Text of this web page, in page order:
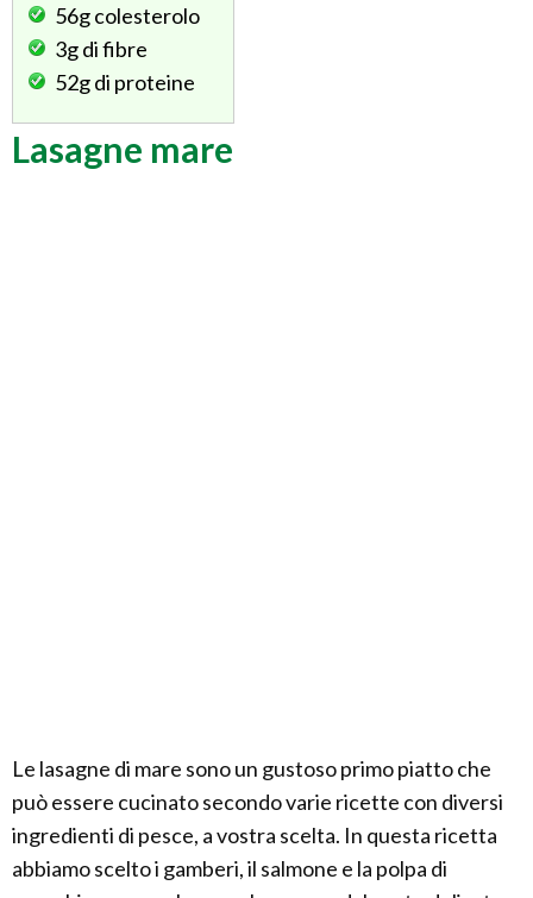
56gcolesterolo
3gdi fibre
52gdi proteine
Lasagne mare
Le lasagne di mare sono un gustoso primo piatto che
può essere cucinato secondo varie ricette con diversi
ingredienti di pesce, a vostra scelta. In questa ricetta
abbiamo scelto i gamberi, il salmone e la polpa di